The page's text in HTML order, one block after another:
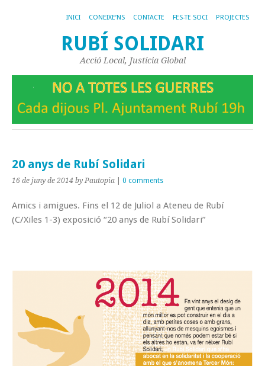
INICI CONEIXE’NS CONTACTE FES-TE SOCI PROJECTES
RUBÍ SOLIDARI
Acció Local, Justícia Global
20 anys de Rubí Solidari
16 de juny de 2014 by Pautopia 0 comments
Amics i amigues. Fins el 12 de Juliol a Ateneu de Rubí
(C/Xiles 1-3) exposició “20 anys de Rubí Solidari”